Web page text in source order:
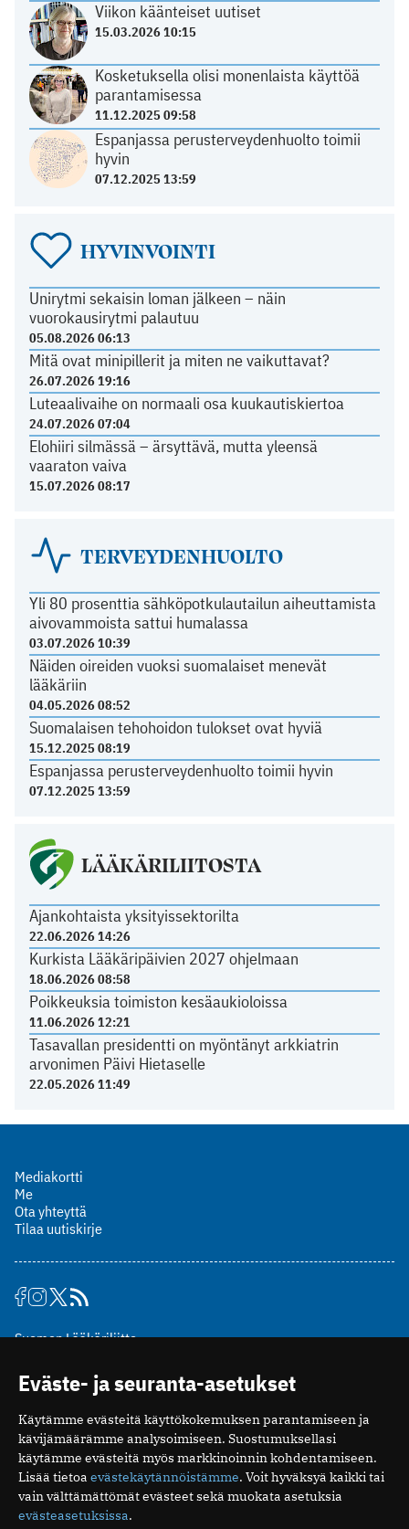
Viikon käänteiset uutiset
15.03.2026 10:15
Kosketuksella olisi monenlaista käyttöä
parantamisessa
11.12.2025 09:58
Espanjassa perusterveydenhuolto toimii
hyvin
07.12.2025 13:59
HYVINVOINTI
Unirytmi sekaisin loman jälkeen – näin
vuorokausirytmi palautuu
05.08.2026 06:13
Mitä ovat minipillerit ja miten ne vaikuttavat?
26.07.2026 19:16
Luteaalivaihe on normaali osa kuukautiskiertoa
24.07.2026 07:04
Elohiiri silmässä – ärsyttävä, mutta yleensä
vaaraton vaiva
15.07.2026 08:17
TERVEYDENHUOLTO
Yli 80 prosenttia sähköpotkulautailun aiheuttamista
aivovammoista sattui humalassa
03.07.2026 10:39
Näiden oireiden vuoksi suomalaiset menevät
lääkäriin
04.05.2026 08:52
Suomalaisen tehohoidon tulokset ovat hyviä
15.12.2025 08:19
Espanjassa perusterveydenhuolto toimii hyvin
07.12.2025 13:59
LÄÄKÄRILIITOSTA
Ajankohtaista yksityissektorilta
22.06.2026 14:26
Kurkista Lääkäripäivien 2027 ohjelmaan
18.06.2026 08:58
Poikkeuksia toimiston kesäaukioloissa
11.06.2026 12:21
Tasavallan presidentti on myöntänyt arkkiatrin
arvonimen Päivi Hietaselle
22.05.2026 11:49
Mediakortti
Me
Ota yhteyttä
Tilaa uutiskirje
Suomen Lääkäriliitto
00510 Helsinki
puh. (09) 393 091
toimitus@potilaanlaakarilehti.fi
ISSN 2323-9476
Eväste- ja seuranta-asetukset
Käytämme evästeitä käyttökokemuksen parantamiseen ja
kävijämäärämme analysoimiseen. Suostumuksellasi
käytämme evästeitä myös markkinoinnin kohdentamiseen.
Lisää tietoa evästekäytännöistämme. Voit hyväksyä kaikki tai
vain välttämättömät evästeet sekä muokata asetuksia
evästeasetuksissa.